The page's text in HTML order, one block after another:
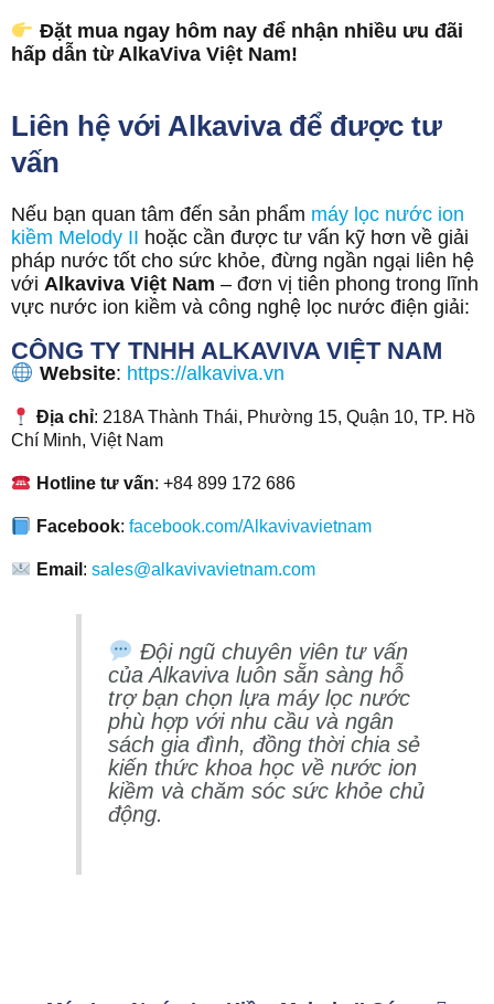
Đặt mua ngay hôm nay để nhận nhiều ưu đãi
hấp dẫn từ AlkaViva Việt Nam!
Liên hệ với Alkaviva để được tư
vấn
Nếu bạn quan tâm đến sản phẩm máy lọc nước ion
kiềm Melody II hoặc cần được tư vấn kỹ hơn về giải
pháp nước tốt cho sức khỏe, đừng ngần ngại liên hệ
với Alkaviva Việt Nam – đơn vị tiên phong trong lĩnh
vực nước ion kiềm và công nghệ lọc nước điện giải:
CÔNG TY TNHH ALKAVIVA VIỆT NAM
Website: https://alkaviva.vn
Địa chỉ: 218A Thành Thái, Phường 15, Quận 10, TP. Hồ
Chí Minh, Việt Nam
Hotline tư vấn: +84 899 172 686
Facebook:facebook.com/Alkavivavietnam
Email :sales@alkavivavietnam.com
Đội ngũ chuyên viên tư vấn
của Alkaviva luôn sẵn sàng hỗ
trợ bạn chọn lựa máy lọc nước
phù hợp với nhu cầu và ngân
sách gia đình, đồng thời chia sẻ
kiến thức khoa học về nước ion
kiềm và chăm sóc sức khỏe chủ
động.